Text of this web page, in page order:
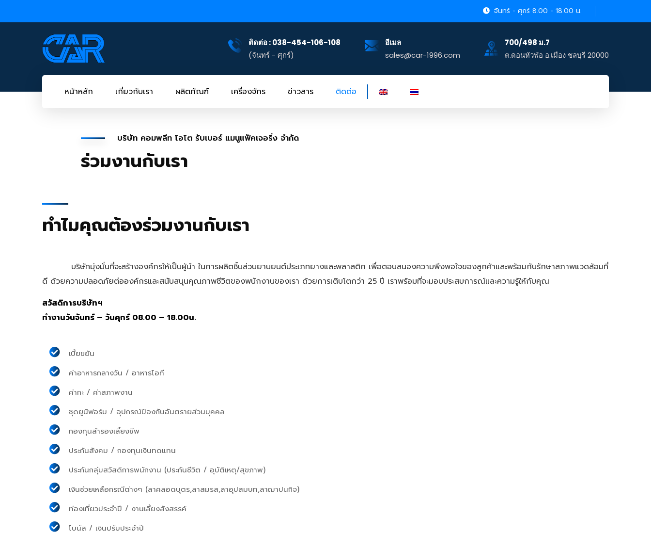
จันทร์ - ศุกร์ 8.00 - 18.00 น.
ติดต่อ : 038-454-106-108
(จันทร์ - ศุกร์)
อีเมล
sales@car-1996.com
700/498 ม.7
ต.ดอนหัวฬ่อ อ.เมือง ชลบุรี 20000
หน้าหลัก เกี่ยวกับเรา ผลิตภัณฑ์ เครื่องจักร ข่าวสาร ติดต่อ
บริษัท คอมพลีท โอโต รับเบอร์ แมนูแฟ็คเจอริ่ง จำกัด
ร่วมงานกับเรา
ทำไมคุณต้องร่วมงานกับเรา
บริษัทมุ่งมั่นที่จะสร้างองค์กรให้เป็นผู้นำ ในการผลิตชิ้นส่วนยานยนต์ประเภทยางและพลาสติก เพื่อตอบสนองความพึงพอใจของลูกค้าและพร้อมกับรักษาสภาพแวดล้อมที่
ดี ด้วยความปลอดภัยต่อองค์กรและสนับสนุนคุณภาพชีวิตของพนักงานของเรา ด้วยการเติบโตกว่า 25 ปี เราพร้อมที่จะมอบประสบการณ์และความรู้ให้กับคุณ
สวัสดิการบริษัทฯ
ทำงานวันจันทร์ – วันศุกร์ 08.00 – 18.00น.
เบี้ยขยัน
ค่าอาหารกลางวัน / อาหารโอที
ค่ากะ / ค่าสภาพงาน
ชุดยูนิฟอร์ม / อุปกรณ์ป้องกันอันตรายส่วนบุคคล
กองทุนสำรองเลี้ยงชีพ
ประกันสังคม / กองทุนเงินทดแทน
ประกันกลุ่มสวัสดิการพนักงาน (ประกันชีวิต / อุบัติเหตุ/สุขภาพ)
เงินช่วยเหลือกรณีต่างๆ (ลาคลอดบุตร,ลาสมรส,ลาอุปสมบท,ลาฌาปนกิจ)
ท่องเที่ยวประจำปี / งานเลี้ยงสังสรรค์
โบนัส / เงินปรับประจำปี